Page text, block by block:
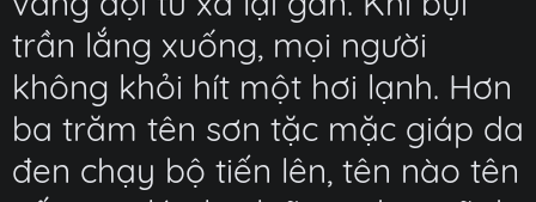
trần lắng xuống, mọi người
không khỏi hít một hơi lạnh. Hơn
ba trăm tên sơn tặc mặc giáp da
đen chạy bộ tiến lên, tên nào tên